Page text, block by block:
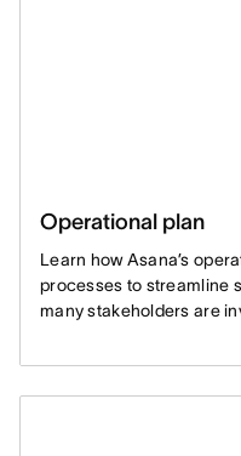
Operational plan
Learn how Asana’s
processes to streamline
many stakeholders are